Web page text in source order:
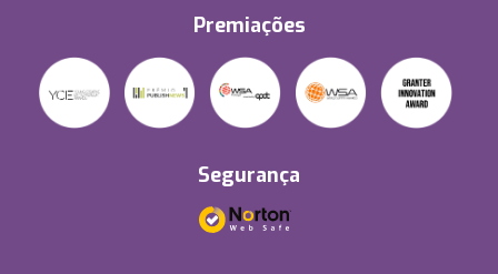
Premiações
Segurança